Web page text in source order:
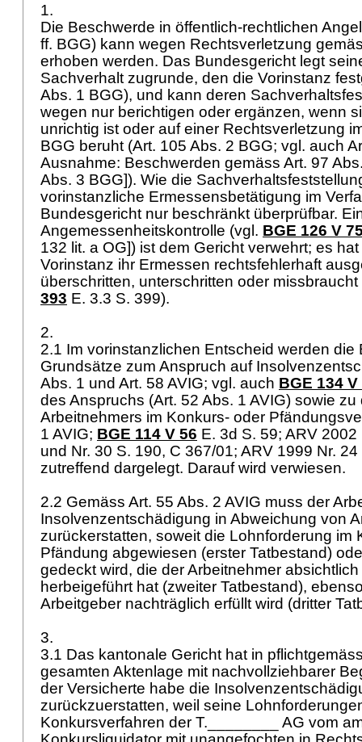
1.
Die Beschwerde in öffentlich-rechtlichen
ff. BGG) kann wegen Rechtsverletzung
erhoben werden. Das Bundesgericht legt
Sachverhalt zugrunde, den die Vorinstanz
Abs. 1 BGG), und kann deren
wegen nur berichtigen oder ergänzen, wenn
unrichtig ist oder auf einer Rechtsverletzung
BGG beruht (Art. 105 Abs. 2 BGG; vgl. auch
Ausnahme: Beschwerden gemäss Art. 97
Abs. 3 BGG]). Wie die
vorinstanzliche Ermessensbetätigung im
Bundesgericht nur beschränkt überprüfbar.
Angemessenheitskontrolle (vgl. BGE 126 V
132 lit. a OG]) ist dem Gericht verwehrt; es
Vorinstanz ihr Ermessen rechtsfehlerhaft
überschritten, unterschritten oder
393 E. 3.3 S. 399).
2.
2.1 Im vorinstanzlichen Entscheid werden die
Grundsätze zum Anspruch auf
Abs. 1 und Art. 58 AVIG; vgl. auch BGE 134 V
des Anspruchs (Art. 52 Abs. 1 AVIG) sowie zu
Arbeitnehmers im Konkurs- oder
1 AVIG; BGE 114 V 56 E. 3d S. 59; ARV
und Nr. 30 S. 190, C 367/01; ARV 1999 Nr.
zutreffend dargelegt. Darauf wird verwiesen.
2.2 Gemäss Art. 55 Abs. 2 AVIG muss der
Insolvenzentschädigung in Abweichung von
zurückerstatten, soweit die Lohnforderung im
Pfändung abgewiesen (erster Tatbestand)
gedeckt wird, die der Arbeitnehmer
herbeigeführt hat (zweiter Tatbestand),
Arbeitgeber nachträglich erfüllt wird (dritter
3.
3.1 Das kantonale Gericht hat in
gesamten Aktenlage mit nachvollziehbarer
der Versicherte habe die
zurückzuerstatten, weil seine
Konkursverfahren der T.________ AG vom